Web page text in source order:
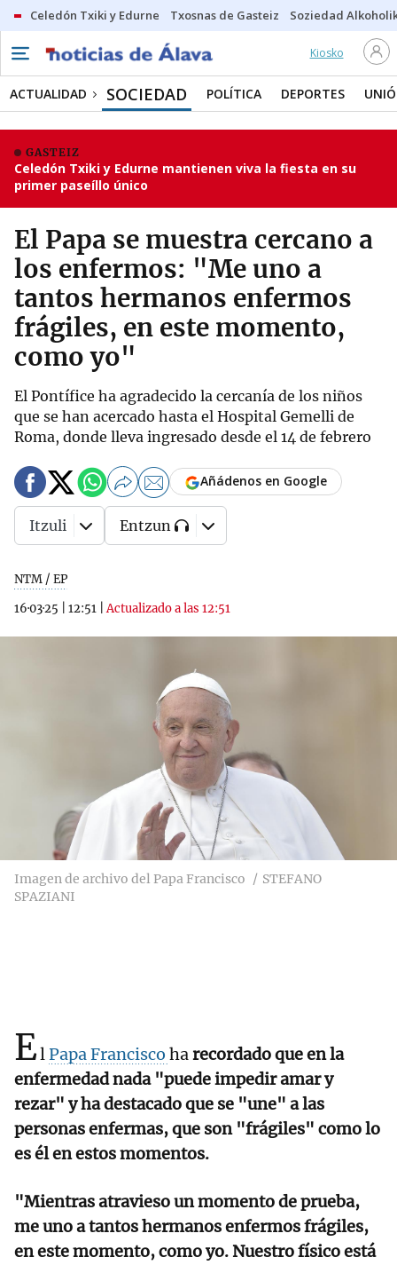
Celedón Txiki y Edurne Txosnas de Gasteiz Soziedad
Kiosko
ACTUALIDAD SOCIEDAD POLÍTICA DEPORTES
GASTEIZ
Celedón Txiki y Edurne mantienen viva la fiesta en su
primer paseíllo único
El Papa se muestra cercano a
los enfermos: "Me uno a
tantos hermanos enfermos
frágiles, en este momento,
como yo"
El Pontífice ha agradecido la cercanía de los niños
que se han acercado hasta el Hospital Gemelli de
Roma, donde lleva ingresado desde el 14 de febrero
NTM / EP
16·03·25
12:51 |Actualizado a las 12:51
Añádenos en Google
Itzuli Entzun
Imagen de archivo del Papa Francisco
STEFANO
SPAZIANI
ElPapa Francisco harecordado que en la
enfermedad nada "puede impedir amar y
rezar" y ha destacado que se "une" a las
personas enfermas, que son "frágiles" como lo
es él en estos momentos.
"Mientras atravieso un momento de prueba,
me uno a tantos hermanos enfermos frágiles,
en este momento, como yo. Nuestro físico está